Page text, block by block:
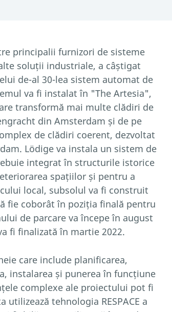
principalii furnizori de sisteme
soluții industriale, a câștigat
de-al 30-lea sistem automat de
va fi instalat în "The Artesia",
transformă mai multe clădiri de
din Amsterdam și de pe
de clădiri coerent, dezvoltat
Lödige va instala un sistem de
integrat în structurile istorice
spațiilor și pentru a
local, subsolul va fi construit
fie coborât în poziția finală pentru
de parcare va începe în august
fi finalizată în martie 2022.
care include planificarea,
instalarea și punerea în funcțiune
complexe ale proiectului pot fi
utilizează tehnologia RESPACE a